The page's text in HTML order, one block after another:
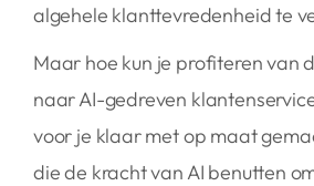
algehele klanttevredenheid te
Maar hoe kun je profiteren van
naar AI-gedreven
voor je klaar met op maat
die de kracht van AI benutten